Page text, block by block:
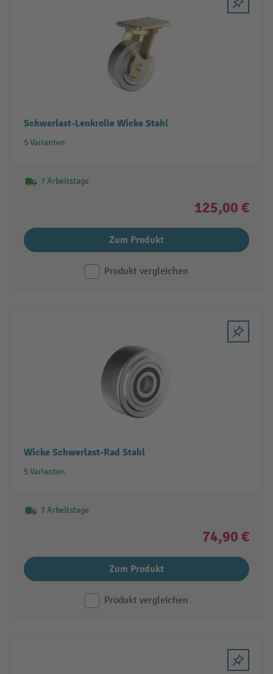
Schwerlast-Lenkrolle Wicke Stahl
5 Varianten
7 Arbeitstage
125,00 €
Zum Produkt
Produkt vergleichen
Wicke Schwerlast-Rad Stahl
5 Varianten
7 Arbeitstage
74,90 €
Zum Produkt
Produkt vergleichen